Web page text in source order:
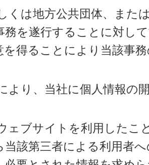
くは地方公共団体、また
務を遂行することに対し
を得ることにより当該事
より、当社に個人情報の
ェブサイトを利用したこ
当該第三者による利用者